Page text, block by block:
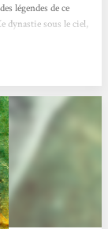
légendes de ce
dynastie sous le ciel,